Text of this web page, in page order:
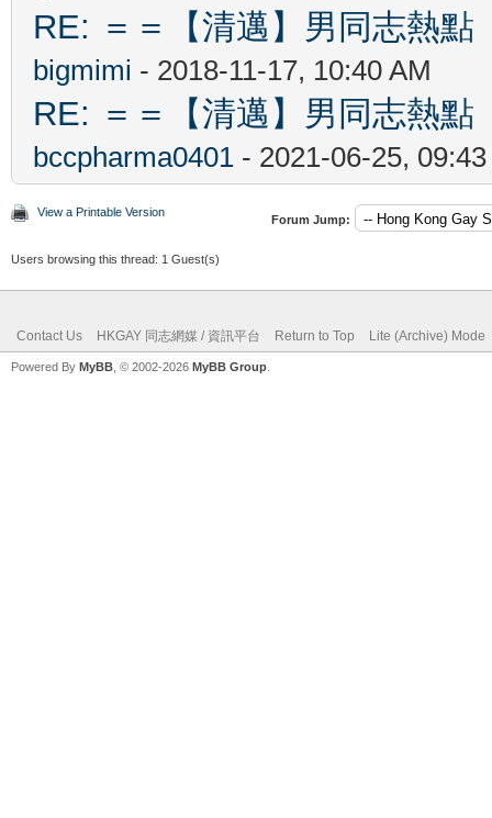
RE: ＝＝【清邁】男同志熱
bigmimi - 2018-11-17, 10:40 AM
RE: ＝＝【清邁】男同志熱
bccpharma0401 - 2021-06-25,
View a Printable Version
Forum Jump:
Users browsing this thread: 1 Guest(s)
Contact Us HKGAY 同志網媒 / 資訊平台 Return to Top Lite (Archive) Mode
Powered By MyBB , © 2002-2026 MyBB Group